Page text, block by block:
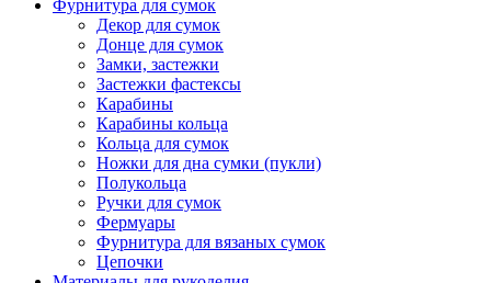
Фурнитура для сумок
Декор для сумок
Донце для сумок
Замки, застежки
Застежки фастексы
Карабины
Карабины кольца
Кольца для сумок
Ножки для дна сумки (пукли)
Полукольца
Ручки для сумок
Фермуары
Фурнитура для вязаных сумок
Цепочки